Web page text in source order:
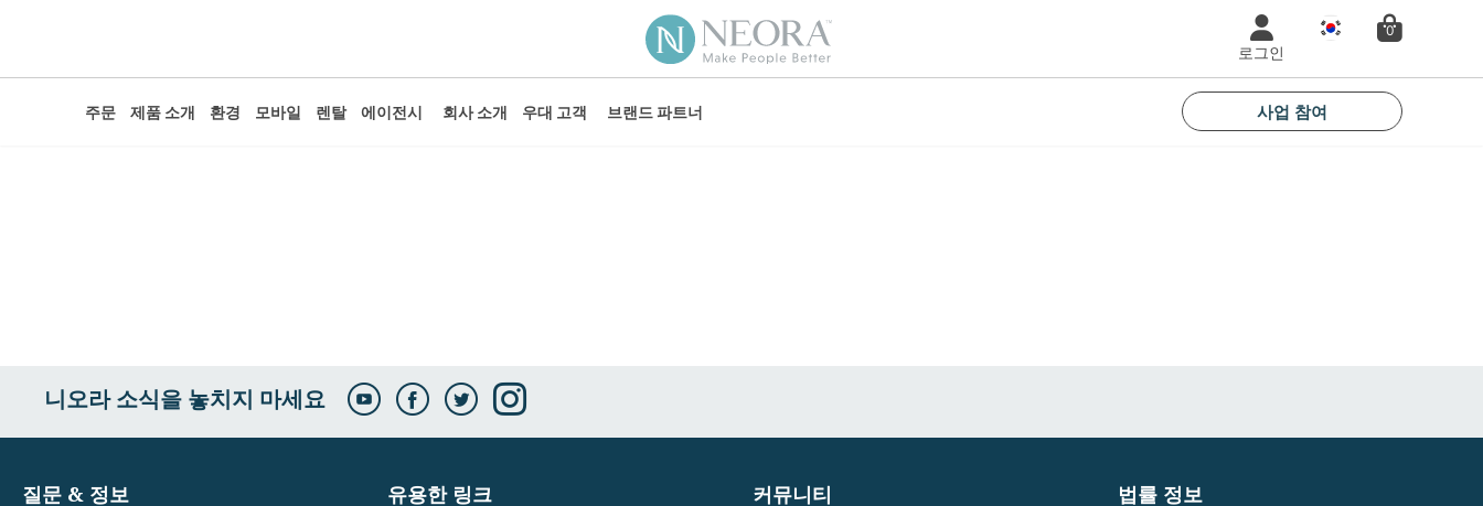
로그인
국
0
주문 제품 소개 환경 모바일 렌탈 에이전시 회사 소개 우대 고객 브랜드 파트너 사업 참여
니오라 소식을 놓치지 마세요
질문 & 정보 유용한 링크 커뮤니티 법률 정보